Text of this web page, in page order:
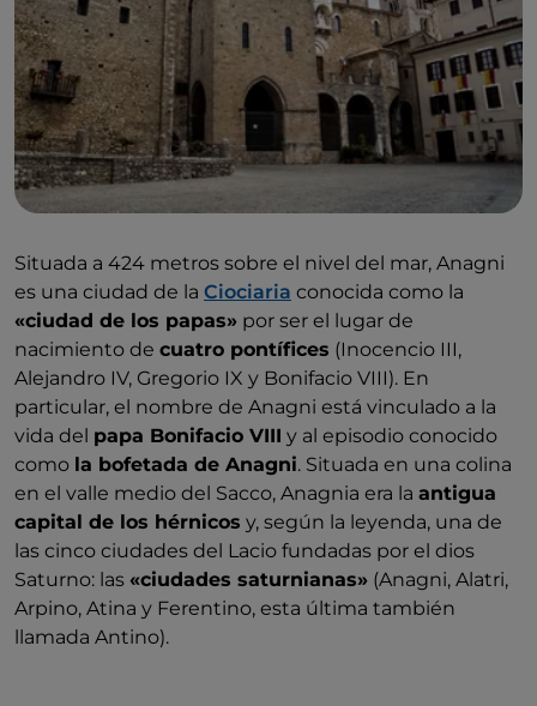
Eterna, trayendo al valle del Aniene un soplo de
aquel
Barroco romano que había traducido, a un
lenguaje más italiano, las maneras del rococó de más
allá de los Alpes.
Situada a 424 metros sobre el nivel del mar, Anagni
es una ciudad de la Ciociaria conocida como la
«ciudad de los papas» por ser el lugar de
nacimiento de cuatro pontífices (Inocencio III,
Alejandro IV, Gregorio IX y Bonifacio VIII). En
particular, el nombre de Anagni está vinculado a la
vida del papa Bonifacio VIII y al episodio conocido
como la bofetada de Anagni. Situada en una colina
en el valle medio del Sacco, Anagnia era la antigua
capital de los hérnicos y, según la leyenda, una de
las cinco ciudades del Lacio fundadas por el dios
Saturno: las «ciudades saturnianas» (Anagni, Alatri,
Arpino, Atina y Ferentino, esta última también
llamada Antino).